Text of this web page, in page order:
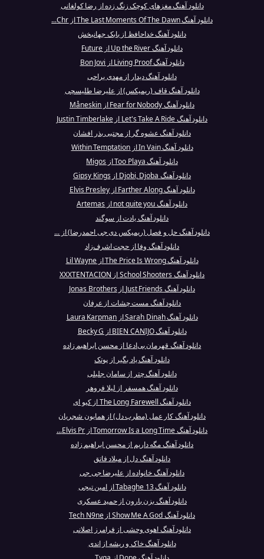
دانلود آهنگ مغزهای کوچک زنگ زده از رضا کولغانی
دانلود آهنگ The Last Moments Of The Dawn از Chr...
دانلود آهنگ خداحافظ از بابک جهانبخش
دانلود آهنگ Up the River از Future
دانلود آهنگ Living Proof از Bon Jovi
دانلود آهنگ دیدار از مهدی یراحی
دانلود آهنگ قاف (ریمیکس) از علیرضا طلیسچی
دانلود آهنگ Fear for Nobody از Måneskin
دانلود آهنگ Let's Take A Ride از Justin Timberlake
دانلود آهنگ عشوه گر از مجتبی بذر افشان
دانلود آهنگ In Vain از Within Temptation
دانلود آهنگ Too Playa از Migos
دانلود آهنگ Djobi, Djoba از Gipsy Kings
دانلود آهنگ Farther Along از Elvis Presley
دانلود آهنگ not quite you از Artemas
دانلود آهنگ یادت از سوگند
دانلود آهنگ حل و فصل (ریمیکس دی جی احمدرضا) از ...
دانلود آهنگ وفا از حجت اشرف‌زاد
دانلود آهنگ The Price Is Wrong از Lil Wayne
دانلود آهنگ School Shooters از XXXTENTACION
دانلود آهنگ Just Friends از Jonas Brothers
دانلود آهنگ مست چشات از عرفان
دانلود آهنگ Sarah Dinah از Laura Karpman
دانلود آهنگ BIEN CANIJO از Becky G
دانلود آهنگ قهرمان بی‌ادعا از محسن ابراهیم زاده
دانلود آهنگ یاد بگیر از پوتک
دانلود آهنگ چتر از سامان جلیلی
دانلود آهنگ همسفر از لیلا فروهر
دانلود آهنگ The Long Farewell از کیو ای
دانلود آهنگ کار عمل (مطرب دل) از همایون شجریان
دانلود آهنگ Tomorrow Is a Long Time از Elvis Pr...
دانلود آهنگ مگه داریم از محسن ابراهیم زاده
دانلود آهنگ دل از میلاد فاتق
دانلود آهنگ خانواده از علیرضا جی جی
دانلود آهنگ Tabaghe 13 از امین تیجی
دانلود آهنگ بزن بارون از حمید عسکری
دانلود آهنگ Show Me A God از Tech N9ne
دانلود آهنگ اهوی وحشی از فرامرز اصلانی
دانلود آهنگ خاک و ریشه از اندی